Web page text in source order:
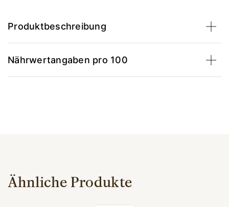
Produktbeschreibung
Nährwertangaben pro 100
Ähnliche Produkte